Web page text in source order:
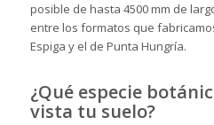
posible de hasta 4500 mm de
entre los formatos que
Espiga y el de Punta Hungría.
¿Qué especie
vista tu suelo?